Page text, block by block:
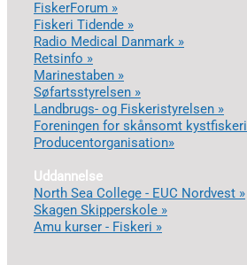
FiskerForum »
Fiskeri Tidende »
Radio Medical Danmark »
Retsinfo »
Marinestaben »
Søfartsstyrelsen »
Landbrugs- og Fiskeristyrelsen »
Foreningen for skånsomt kystfiskeri
Producentorganisation»
Uddannelse
North Sea College - EUC Nordvest »
Skagen Skipperskole »
Amu kurser - Fiskeri »